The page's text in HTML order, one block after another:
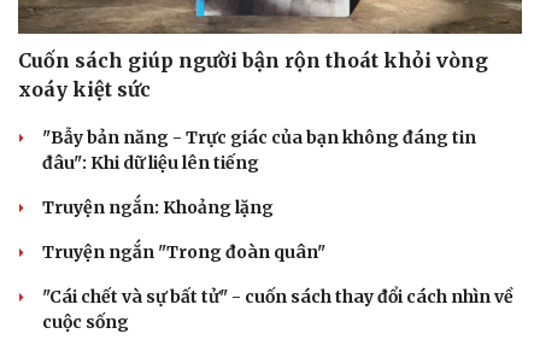
Cuốn sách giúp người bận rộn thoát khỏi vòng
xoáy kiệt sức
"Bẫy bản năng - Trực giác của bạn không đáng tin
đâu": Khi dữ liệu lên tiếng
Truyện ngắn: Khoảng lặng
Truyện ngắn "Trong đoàn quân"
"Cái chết và sự bất tử" - cuốn sách thay đổi cách nhìn về
cuộc sống